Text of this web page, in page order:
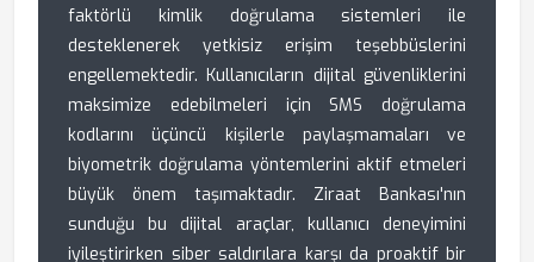
faktörlü kimlik doğrulama sistemleri ile
desteklenerek yetkisiz erişim teşebbüslerini
engellemektedir. Kullanıcıların dijital güvenliklerini
maksimize edebilmeleri için SMS doğrulama
kodlarını üçüncü kişilerle paylaşmamaları ve
biyometrik doğrulama yöntemlerini aktif etmeleri
büyük önem taşımaktadır. Ziraat Bankası'nın
sunduğu bu dijital araçlar, kullanıcı deneyimini
iyileştirirken siber saldırılara karşı da proaktif bir